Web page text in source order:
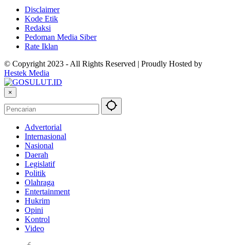
Disclaimer
Kode Etik
Redaksi
Pedoman Media Siber
Rate Iklan
© Copyright 2023 - All Rights Reserved | Proudly Hosted by
Hestek Media
×
Advertorial
Internasional
Nasional
Daerah
Legislatif
Politik
Olahraga
Entertainment
Hukrim
Opini
Kontrol
Video